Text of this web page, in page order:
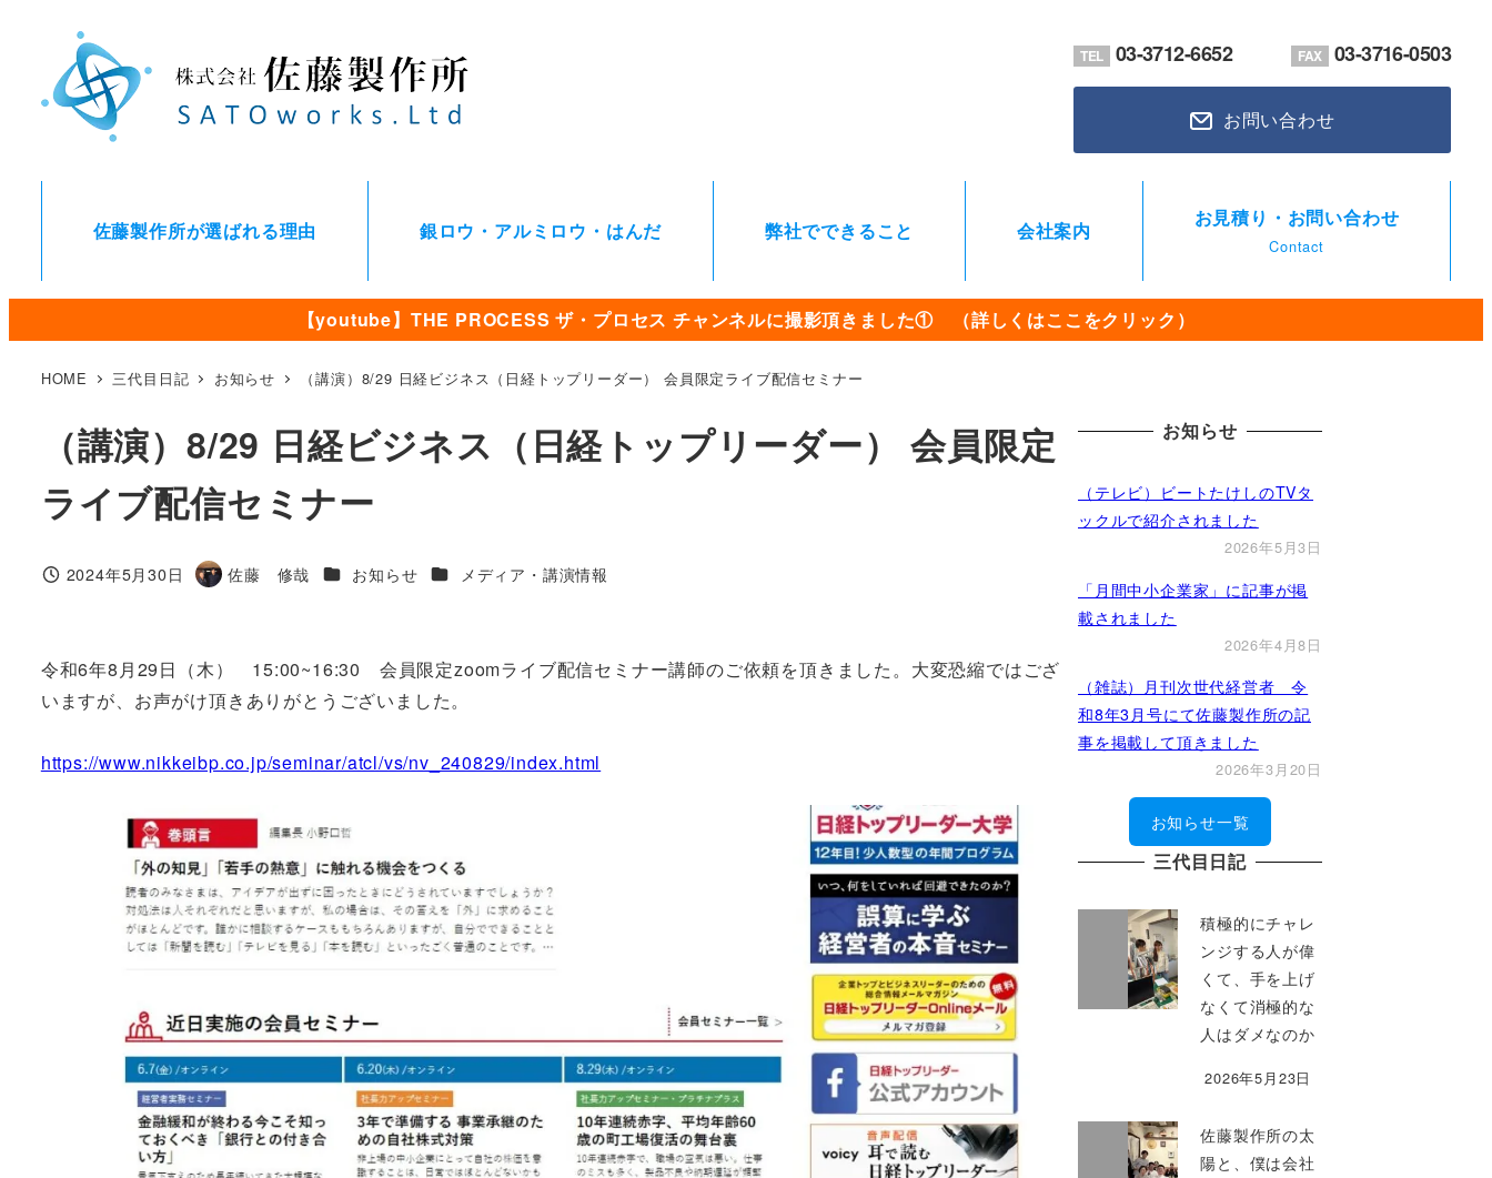
移
TEL 03-3712-6652 FAX 03-3716-0503
お問い合わせ
佐藤製作所が選ばれる理由 銀ロウ・アルミロウ・はんだ 弊社でできること 会社案内 お見積り・お問い合わせ
Contact
【youtube】THE PROCESS ザ・プロセス チャンネルに撮影頂きました① （詳しくはここをクリック）
HOME 三代目日記 お知らせ （講演）8/29 日経ビジネス（日経トップリーダー） 会員限定ライブ配信セミナー
（講演）8/29 日経ビジネス（日経トップリーダー） 会員限定
ライブ配信セミナー
投稿日
2024年5月30日
著
佐藤 修哉 カテゴリー
お知らせ カテゴリー
メディア・講演情報
令和6年8月29日（木） 15:00~16:30 会員限定zoomライブ配信セミナー講師のご依頼を頂きました。大変恐縮ではござ
いますが、お声がけ頂きありがとうございました。
https://www.nikkeibp.co.jp/seminar/atcl/vs/nv_240829/index.html
お知らせ
（テレビ）ビートたけしのTVタ
ックルで紹介されました
2026年5月3日
「月間中小企業家」に記事が掲
載されました
2026年4月8日
（雑誌）月刊次世代経営者 令
和8年3月号にて佐藤製作所の記
事を掲載して頂きました
2026年3月20日
お知らせ一覧
三代目日記
積極的にチャレ
ンジする人が偉
くて、手を上げ
なくて消極的な
人はダメなのか
2026年5月23日
佐藤製作所の太
陽と、僕は会社